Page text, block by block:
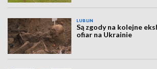
LUBLIN
Są zgody na kolejne
ofiar na Ukrainie